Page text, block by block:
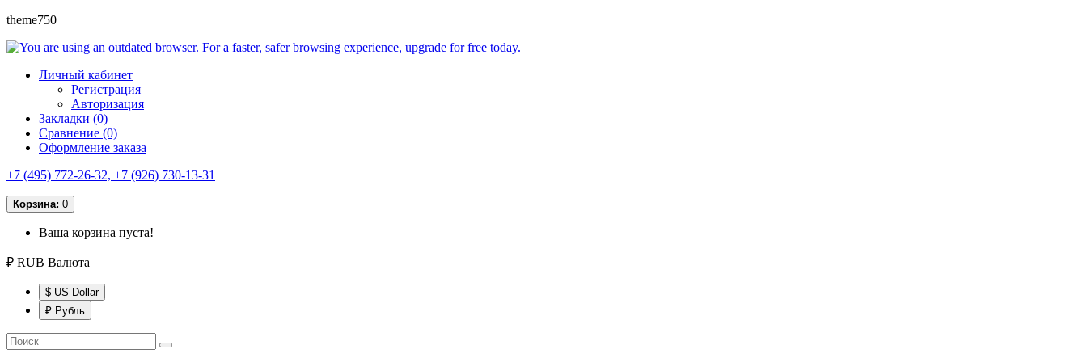
theme750
Личный кабинет
Регистрация
Авторизация
Закладки (0)
Сравнение (0)
Оформление заказа
+7 (495) 772-26-32, +7 (926) 730-13-31
Корзина: 0
Ваша корзина пуста!
₽ RUB Валюта
$ US Dollar
₽ Рубль